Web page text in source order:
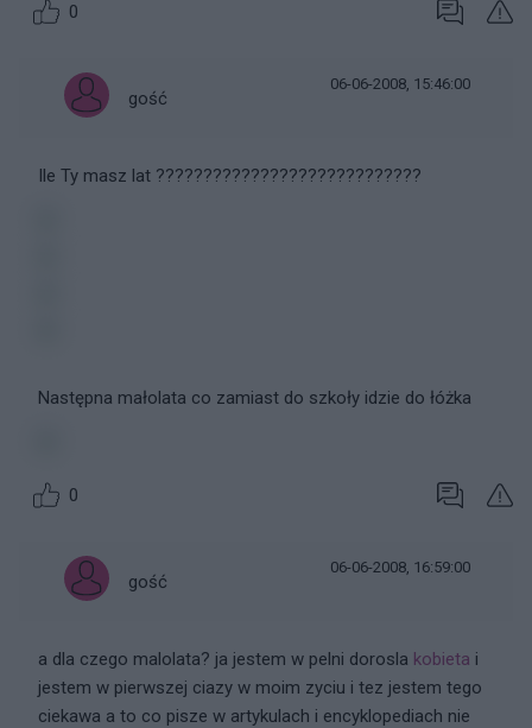
0
gość
06-06-2008, 15:46:00
Ile Ty masz lat ????????????????????????????
Następna małolata co zamiast do szkoły idzie do łóżka
0
gość
06-06-2008, 16:59:00
a dla czego malolata? ja jestem w pelni dorosla kobieta i
jestem w pierwszej ciazy w moim zyciu i tez jestem tego
ciekawa a to co pisze w artykulach i encyklopediach nie